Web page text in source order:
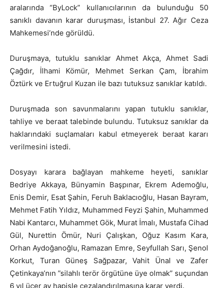
aralarında “ByLock” kullanıcılarının da bulunduğu 50
sanıklı davanın karar duruşması, İstanbul 27. Ağır Ceza
Mahkemesi’nde görüldü.
Duruşmaya, tutuklu sanıklar Ahmet Akça, Ahmet Sadi
Çağdır, İlhami Kömür, Mehmet Serkan Çam, İbrahim
Öztürk ve Ertuğrul Kuzan ile bazı tutuksuz sanıklar katıldı.
Duruşmada son savunmalarını yapan tutuklu sanıklar,
tahliye ve beraat talebinde bulundu. Tutuksuz sanıklar da
haklarındaki suçlamaları kabul etmeyerek beraat kararı
verilmesini istedi.
Dosyayı karara bağlayan mahkeme heyeti, sanıklar
Bedriye Akkaya, Bünyamin Başpınar, Ekrem Ademoğlu,
Enis Demir, Esat Şahin, Feruh Baklacıoğlu, Hasan Bayram,
Mehmet Fatih Yıldız, Muhammed Feyzi Şahin, Muhammed
Nabi Kantarcı, Muhammet Gök, Murat İmalı, Mustafa Cihad
Gül, Nurettin Ömür, Nuri Çalışkan, Oğuz Kasım Kara,
Orhan Aydoğanoğlu, Ramazan Emre, Seyfullah Sarı, Şenol
Korkut, Turan Güneş Sağpazar, Vahit Ünal ve Zafer
Çetinkaya’nın ”silahlı terör örgütüne üye olmak” suçundan
6 yıl üçer ay hapisle cezalandırılmasına karar verdi.